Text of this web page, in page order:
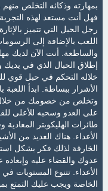
بمهارته وذكائه التخلص منهم
فهل أنت مستعد لهذه
رجل الحبل التي تتميز
اللعب بالإضافة إلى
والساطعة. أنت الآن لديك
إطلاق الحبال الذي في
خلاله التحكم في حبل قوي
الأشرار ببساطة. ابدأ اللعبة
وتخلص من خصومك من
على العدو وسحبه للأعلى
طائرات الهليكوبتر
الأعداء. هناك العديد من
الخارقة لذلك فكر بشكل
عدوك والقضاء عليه
الأعداء. تتنوع المستويات
الخاصة ويجب عليك التمتع